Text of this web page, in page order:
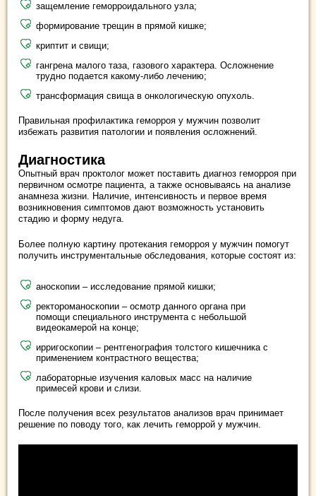
защемление геморроидального узла;
формирование трещин в прямой кишке;
криптит и свищи;
гангрена малого таза, газового характера. Осложнение
трудно подается какому-либо лечению;
трансформация свища в онкологическую опухоль.
Правильная профилактика геморроя у мужчин позволит
избежать развития патологии и появления осложнений.
Диагностика
Опытный врач проктолог может поставить диагноз геморроя при
первичном осмотре пациента, а также основываясь на анализе
анамнеза жизни. Наличие, интенсивность и первое время
возникновения симптомов дают возможность установить
стадию и форму недуга.
Более полную картину протекания геморроя у мужчин помогут
получить инструментальные обследования, которые состоят из:
аноскопии – исследование прямой кишки;
ректороманоскопии – осмотр данного органа при
помощи специального инструмента с небольшой
видеокамерой на конце;
ирригоскопии – рентгенография толстого кишечника с
применением контрастного вещества;
лабораторные изучения каловых масс на наличие
примесей крови и слизи.
После получения всех результатов анализов врач принимает
решение по поводу того, как лечить геморрой у мужчин.